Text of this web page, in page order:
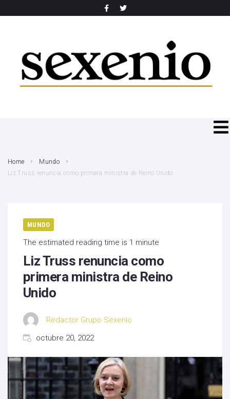
Home
Mundo
Liz Truss renuncia como primera ministra de Reino Unido
MUNDO
The estimated reading time is 1 minute
Liz Truss renuncia como
primera ministra de Reino
Unido
Redactor Grupo Sexenio
octubre 20, 2022
SEARCH THIS WEBSITE